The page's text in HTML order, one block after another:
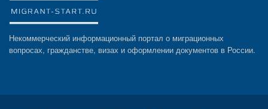
Некоммерческий информационный портал о миграционных
вопросах, гражданстве, визах и оформлении документов в России.